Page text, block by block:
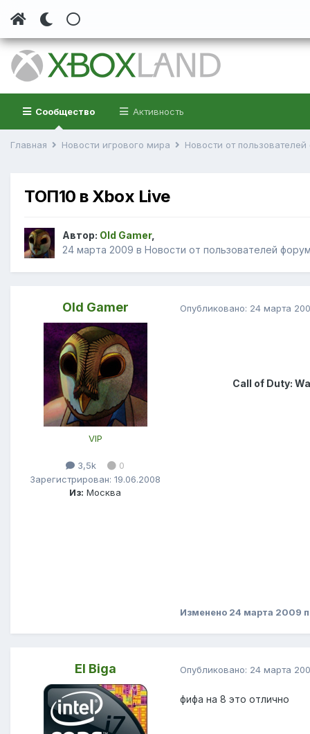
Сообщество Активность
Главная Новости игрового мира Новости от
ТОП10 в Xbox Live
Автор: Old Gamer,
24 марта 2009 в Новости от пользователей
Old Gamer
VIP
3,5k
0
Зарегистрирован: 19.06.2008
Из: Москва
Опубликовано: 24 марта
Call of Duty:
Изменено 24 марта 2009
El Biga Опубликовано: 24 марта
фифа на 8 это отлично